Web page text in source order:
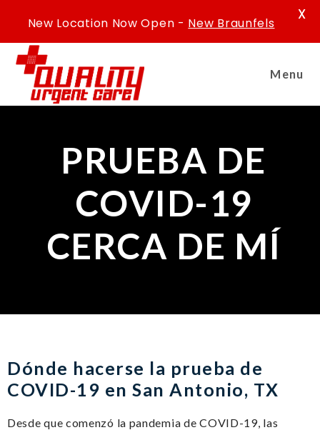
Menu
PRUEBA DE
COVID-19
CERCA DE MÍ
Dónde hacerse la prueba de
COVID-19 en San Antonio, TX
Desde que comenzó la pandemia de COVID-19, las
New Location Now Open - New Braunfels
X